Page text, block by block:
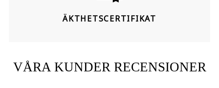
ÄKTHETSCERTIFIKAT
VÅRA KUNDER RECENSIONER